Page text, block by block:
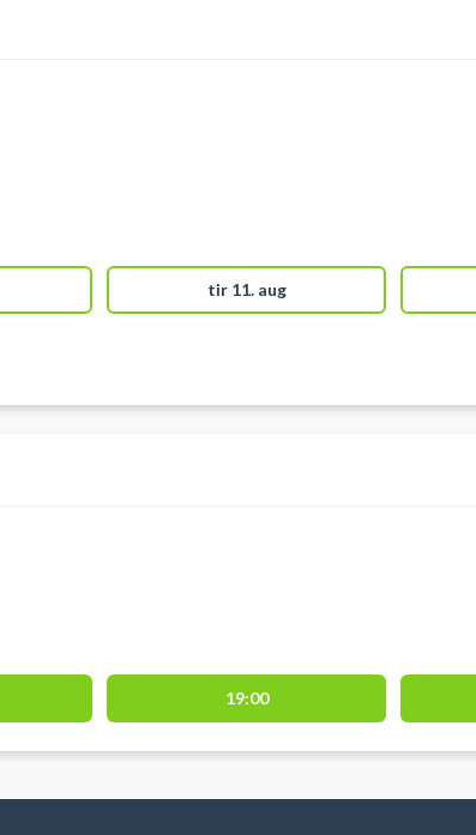
tir 11. aug
19:00